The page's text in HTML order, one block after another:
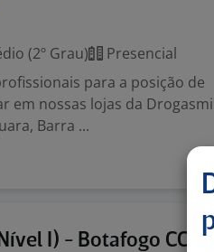
(2º Grau)
Presencial
para a posição de
em nossas lojas da
Barra ...
I) - Botafogo CC #